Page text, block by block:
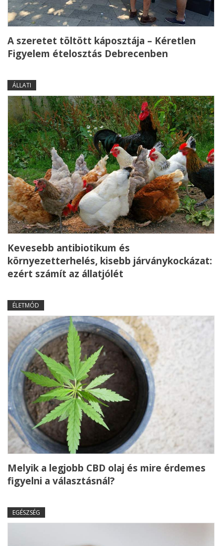
A szeretet töltött káposztája – Kéretlen
Figyelem ételosztás Debrecenben
ÁLLATI
Kevesebb antibiotikum és
környezetterhelés, kisebb járványkockázat:
ezért számít az állatjólét
ÉLETMÓD
Melyik a legjobb CBD olaj és mire érdemes
figyelni a választásnál?
EGÉSZSÉG